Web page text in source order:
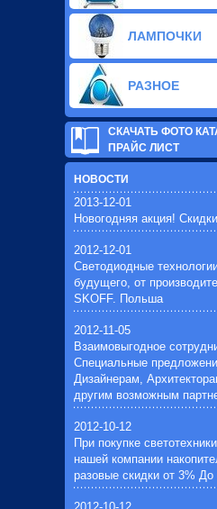
ЛАМПОЧКИ
РАЗНОЕ
СКАЧАТЬ ФОТО
ПРАЙС ЛИСТ
НОВОСТИ
2013-12-01
Новогодняя акция!
2012-12-01
Светодиодные
будущего, от
SKOFF. Польша
2012-11-05
Взаимовыгодное
Специальные
Дизайнерам,
другим возможным
2012-10-12
При покупке
нашей компании
разовые скидки от 3% До